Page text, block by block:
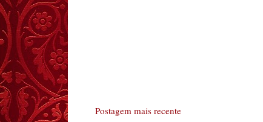
Postagem mais recente